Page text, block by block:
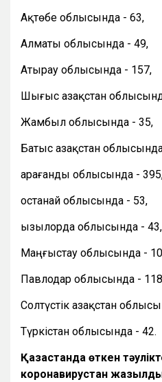
Ақтөбе облысында - 63,
Алматы облысында - 49,
Атырау облысында - 157,
Шығыс Қазақстан
Жамбыл облысында - 35,
Батыс Қазақстан
Қарағанды облысында -
Қостанай облысында - 53,
Қызылорда облысында - 43,
Маңғыстау облысында -
Павлодар облысында -
Солтүстік Қазақстан
Түркістан облысында - 42.
Қазақстанда өткен
коронавирустан